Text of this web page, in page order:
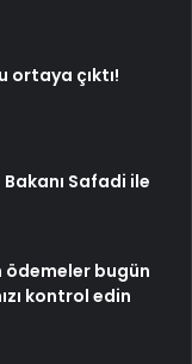
ortaya çıktı!
Bakanı Safadi ile
ödemeler bugün
kontrol edin